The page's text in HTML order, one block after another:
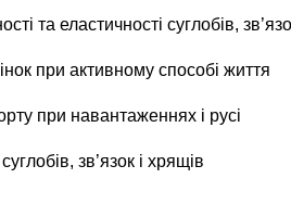
та еластичності суглобів,
при активному способі життя
при навантаженнях і русі
зв’язок і хрящів